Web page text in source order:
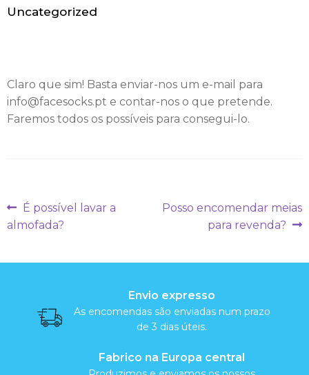
n
i
a
e
Claro que sim! Basta enviar-nos um e-mail para
info@facesocks.pt e contar-nos o que pretende.
Faremos todos os possíveis para consegui-lo.
Navegação
de
Artigo
anterior:
É possível lavar a
almofada?
Artigo
seguinte:
Posso encomendar meias
para revenda?
Uncategorized
Envio expresso
As encomendas são enviadas num prazo
de 3 dias úteis.
Fabrico na Europa central